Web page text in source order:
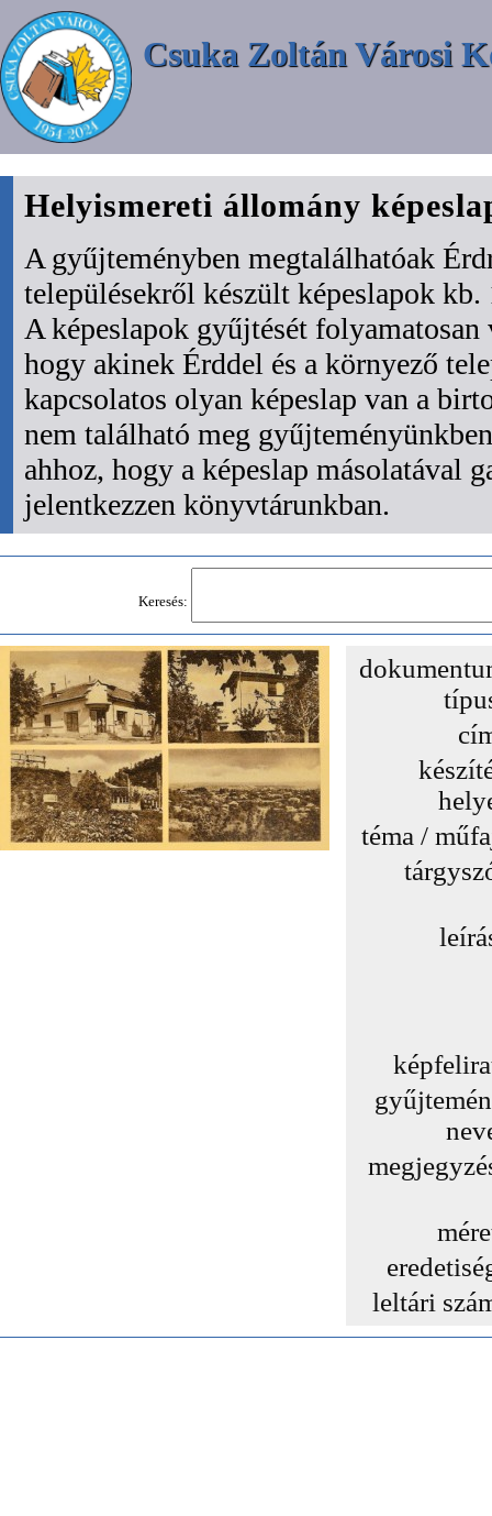
Csuka Zoltán Városi
Helyismereti állomány
A gyűjteményben megtalálhatóak
településekről készült képeslapok
A képeslapok gyűjtését
hogy akinek Érddel és a környező
kapcsolatos olyan képeslap van a
nem található meg
ahhoz, hogy a képeslap másolatával
jelentkezzen könyvtárunkban.
Keresés:
téma /
leltári